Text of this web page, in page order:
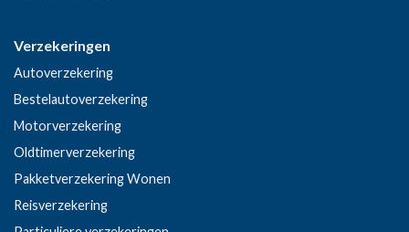
Verzekeringen
Autoverzekering
Bestelautoverzekering
Motorverzekering
Oldtimerverzekering
Pakketverzekering Wonen
Reisverzekering